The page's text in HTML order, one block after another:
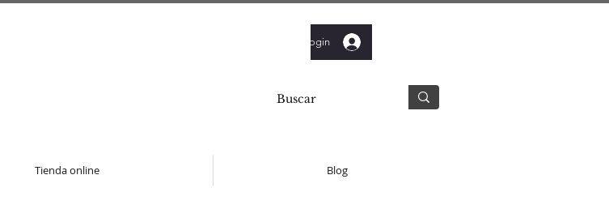
Login
Tienda online Blog